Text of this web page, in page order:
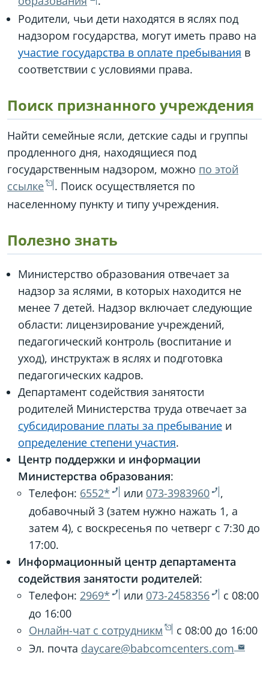
Родители, чьи дети находятся в яслях под
надзором государства, могут иметь право на
участие государства в оплате пребывания в
соответствии с условиями права.
Поиск признанного учреждения
Найти семейные ясли, детские сады и группы
продленного дня, находящиеся под
государственным надзором, можно по этой
ссылке
. Поиск осуществляется по
населенному пункту и типу учреждения.
Полезно знать
Министерство образования отвечает за
надзор за яслями, в которых находится не
менее 7 детей. Надзор включает следующие
области: лицензирование учреждений,
педагогический контроль (воспитание и
уход), инструктаж в яслях и подготовка
педагогических кадров.
Департамент содействия занятости
родителей Министерства труда отвечает за
субсидирование платы за пребывание и
определение степени участия.
Центр поддержки и информации
Министерства образования:
Телефон: 6552* или 073-3983960
,
добавочный 3 (затем нужно нажать 1, а
затем 4), с воскресенья по четверг с 7:30 до
17:00.
Информационный центр департамента
содействия занятости родителей:
Телефон: 2969* или 073-2458356
с 08:00
до 16:00
Онлайн-чат с сотрудникм
с 08:00 до 16:00
Эл. почта daycare@babcomcenters.com